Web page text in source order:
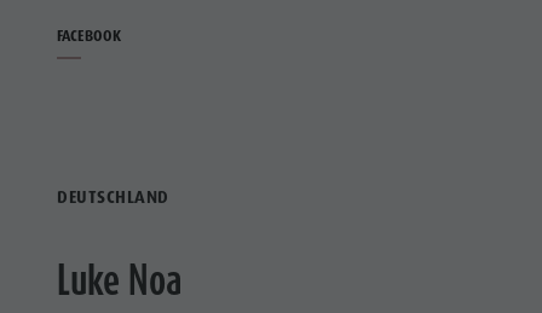
FACEBOOK
DEUTSCHLAND
Luke Noa